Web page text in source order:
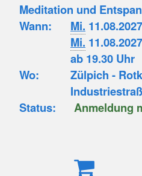
Meditation und
Wann:
Mi.
Mi. 11.08.2027
ab 19.30 Uhr
Wo:
Zülpich -
Status:
Anmeldung